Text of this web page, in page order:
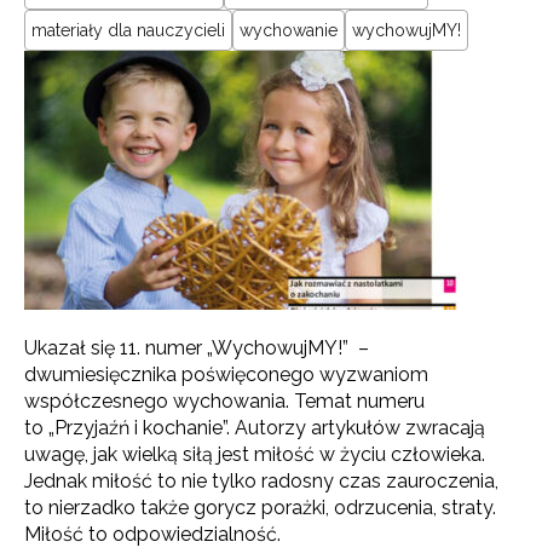
materiały dla nauczycieli wychowanie wychowujMY!
Ukazał się 11. numer „WychowujMY!” –
dwumiesięcznika poświęconego wyzwaniom
współczesnego wychowania. Temat numeru
to „Przyjaźń i kochanie”. Autorzy artykułów zwracają
uwagę, jak wielką siłą jest miłość w życiu człowieka.
Jednak miłość to nie tylko radosny czas zauroczenia,
to nierzadko także gorycz porażki, odrzucenia, straty.
Miłość to odpowiedzialność.